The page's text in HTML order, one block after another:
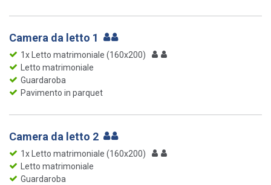
Camera da letto 1
1x Letto matrimoniale (160x200)
Letto matrimoniale
Guardaroba
Pavimento in parquet
Camera da letto 2
1x Letto matrimoniale (160x200)
Letto matrimoniale
Guardaroba